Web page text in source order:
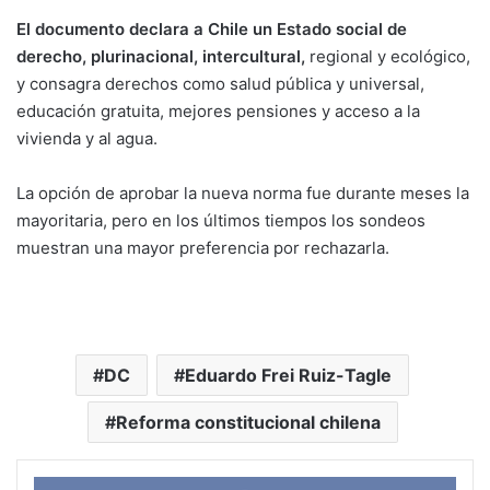
El documento declara a Chile un Estado social de
derecho, plurinacional, intercultural, regional y ecológico,
y consagra derechos como salud pública y universal,
educación gratuita, mejores pensiones y acceso a la
vivienda y al agua.
La opción de aprobar la nueva norma fue durante meses la
mayoritaria, pero en los últimos tiempos los sondeos
muestran una mayor preferencia por rechazarla.
DC Eduardo Frei Ruiz-Tagle
Reforma constitucional chilena